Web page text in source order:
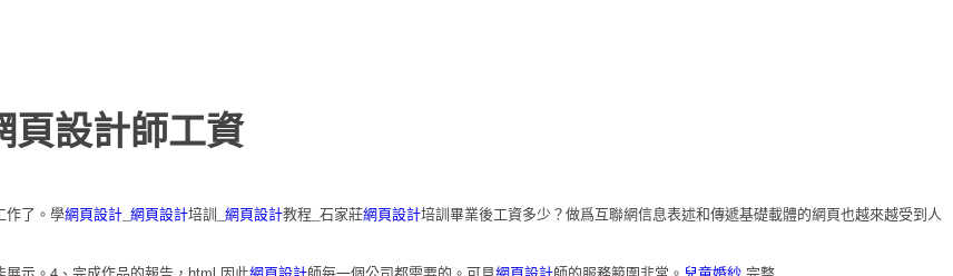
設計師工資
作了。學網頁設計 網頁設計培訓_ 網頁設計教程_石家莊網頁設計培訓畢業後工資多少？做爲互聯網信息表述和傳遞基礎載體的網頁也越來越受到人